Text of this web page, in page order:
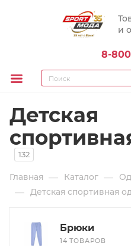
и
8-
Детская
132
Главная — Каталог —
— Детская спортивная
Брюки
14 ТОВАРОВ